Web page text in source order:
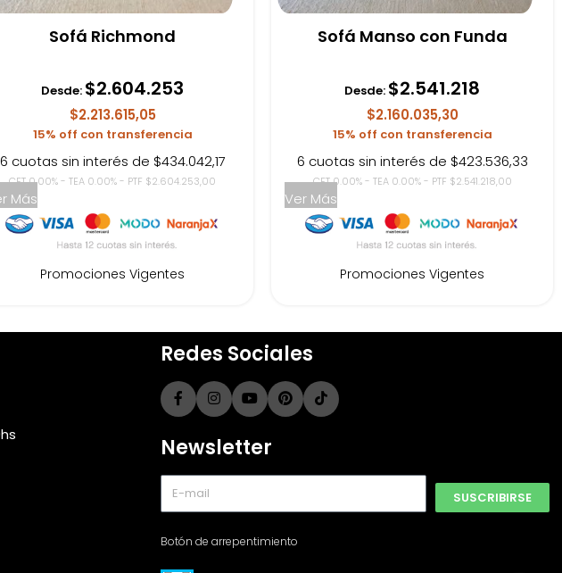
Sofá Richmond
Desde: $2.604.253
$2.213.615,05
15% off con transferencia
6 cuotas sin interés de $434.042,17
CFT 0.00% - TEA 0.00% - PTF $2.604.253,00
Más
Promociones Vigentes
Sofá Manso con Funda
Desde: $2.541.218
$2.160.035,30
15% off con transferencia
6 cuotas sin interés de $423.536,33
CFT 0.00% - TEA 0.00% - PTF $2.541.218,00
Ver Más
Promociones Vigentes
Redes Sociales
Newsletter
SUSCRIBIRSE
Botón de arrepentimiento